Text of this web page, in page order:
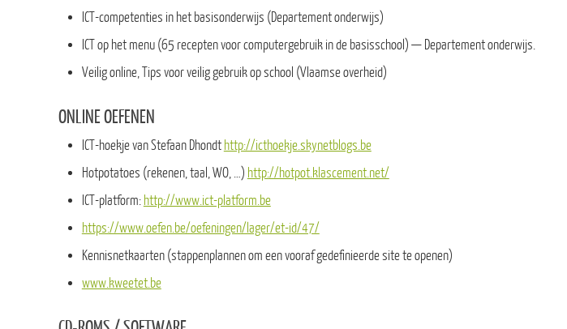
ICT-competenties in het basisonderwijs (Departement onderwijs)
ICT op het menu (65 recepten voor computergebruik in de basisschool) — Departement onderwijs.
Veilig online, Tips voor veilig gebruik op school (Vlaamse overheid)
ONLINE OEFENEN
ICT-hoekje van Stefaan Dhondt http://icthoekje.skynetblogs.be
Hotpotatoes (rekenen, taal, WO, …) http://hotpot.klascement.net/
ICT-platform: http://www.ict-platform.be
https://www.oefen.be/oefeningen/lager/et-id/47/
Kennisnetkaarten (stappenplannen om een vooraf gedefinieerde site te openen)
www.kweetet.be